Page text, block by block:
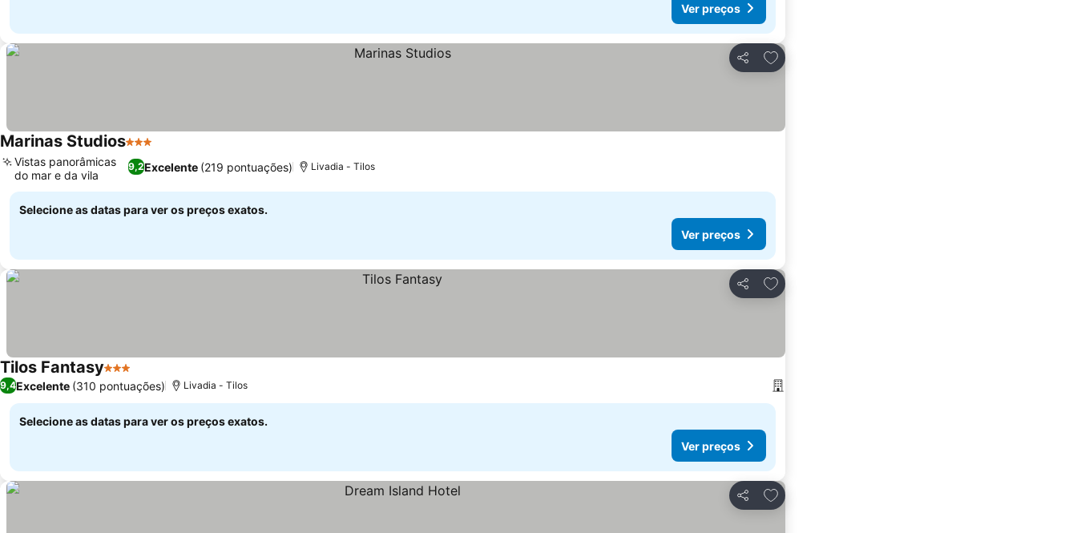
Ver preços
Partilhar
Adicionar aos favoritos
Marinas Studios3 Estrelas
9,2Excelente (219 pontuações)
Vistas panorâmicas
do mar e da vila
Livadia - Tilos
Selecione as datas para ver os preços exatos.
Ver preços
Partilhar
Adicionar aos favoritos
Tilos Fantasy3 EstrelasVer preços
9,4Excelente (310 pontuações) Livadia - Tilos
Selecione as datas para ver os preços exatos.
Ver preços
Partilhar
Adicionar aos favoritos